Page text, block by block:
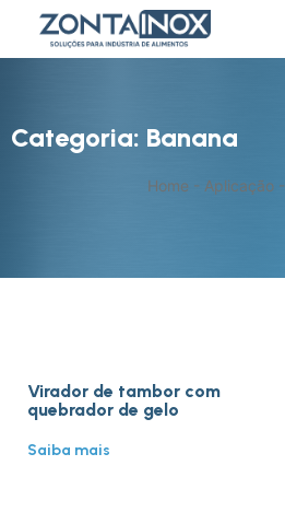
Categoria: Banana
Home - Aplicação-
Virador de tambor com
quebrador de gelo
Saiba mais